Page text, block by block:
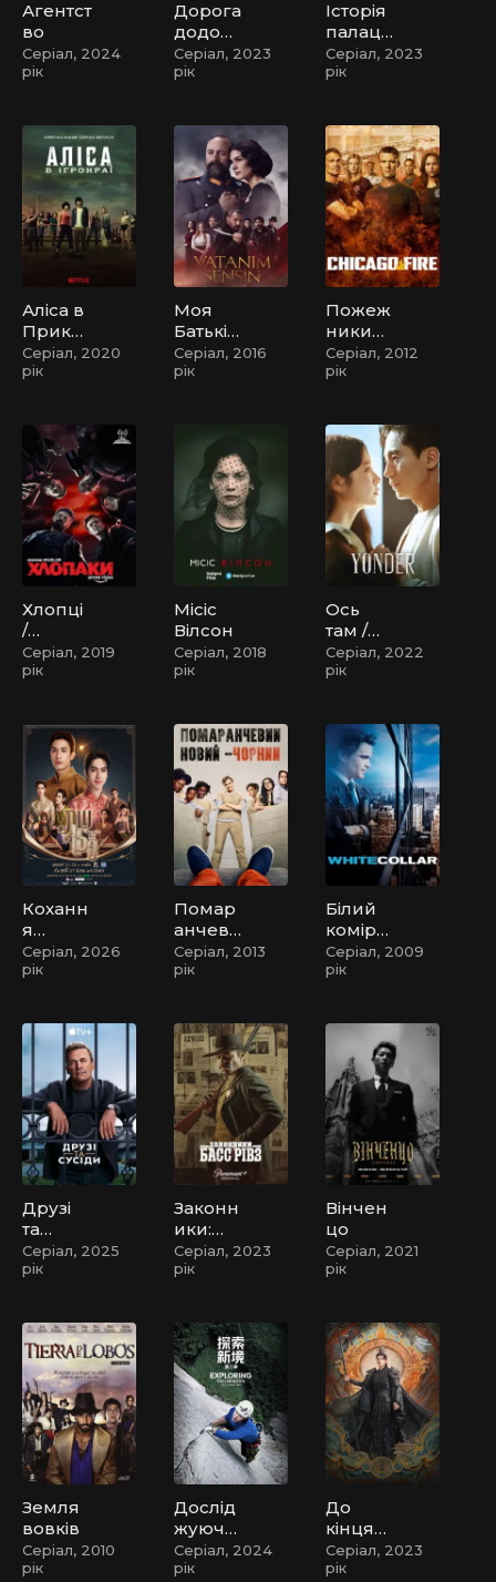
Агентст
во
Серіал, 2024
рік
Дорога
додом
у
Серіал, 2023
рік
Історія
палацу
Куньні
н
Серіал, 2023
рік
Аліса в
Прико
рдонні
/ Аліса
ї / Аліса
в
Борде
рленді
Серіал, 2020
рік
Моя
Батьків
щина -
це ти
Серіал, 2016
рік
Пожеж
ники
Чикаго
Серіал, 2012
рік
Хлопці
/
Хлопак
и
Серіал, 2019
рік
Місіс
Вілсон
Серіал, 2018
рік
Ось
там /
Йондо
Серіал, 2022
рік
Коханн
я
колись
/
час
Серіал, 2026
рік
Помар
анчеви
й -
новий
Помар
анчеви
й — хіт
сезону
Серіал, 2013
рік
Білий
коміре
ць
Серіал, 2009
рік
Друзі
та
сусіди
Серіал, 2025
рік
Законн
ики:
Басс
Рівз
Серіал, 2023
рік
Вінчен
цо
Серіал, 2021
рік
Земля
вовків
Серіал, 2010
рік
Дослід
жуючи
невідо
ме з
Серіал, 2024
рік
До
кінця
Місяця
Серіал, 2023
рік